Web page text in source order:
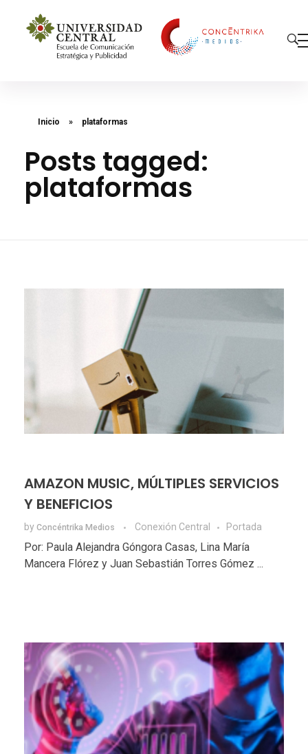
Inicio » plataformas
Posts tagged:
plataformas
AMAZON MUSIC, MÚLTIPLES SERVICIOS
Y BENEFICIOS
by Concéntrika Medios Conexión Central Portada
Por: Paula Alejandra Góngora Casas, Lina María
Mancera Flórez y Juan Sebastián Torres Gómez ...